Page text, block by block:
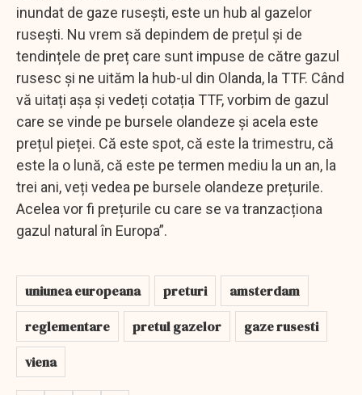
inundat de gaze rusești, este un hub al gazelor
rusești. Nu vrem să depindem de prețul și de
tendințele de preț care sunt impuse de către gazul
rusesc și ne uităm la hub-ul din Olanda, la TTF. Când
vă uitați așa și vedeți cotația TTF, vorbim de gazul
care se vinde pe bursele olandeze şi acela este
prețul pieței. Că este spot, că este la trimestru, că
este la o lună, că este pe termen mediu la un an, la
trei ani, veți vedea pe bursele olandeze prețurile.
Acelea vor fi prețurile cu care se va tranzacționa
gazul natural în Europa”.
uniunea europeana preturi
amsterdam
reglementare
pretul gazelor
gaze rusesti
viena